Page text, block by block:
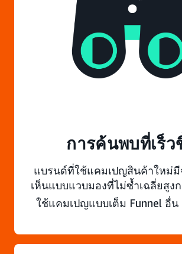
การค้นพบที่เร็ว
แบรนด์ที่ใช้แคมเปญสินค้าใหม่มี
เห็นแบบแวบมองที่ไม่ซ้ำเฉลี่ยสูง
ใช้แคมเปญแบบเต็ม Funnel อื่น